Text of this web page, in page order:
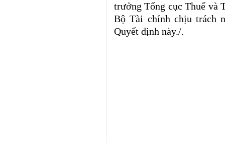
trưởng Tổng cục Thuế và
Bộ Tài chính chịu trách
Quyết định này./.